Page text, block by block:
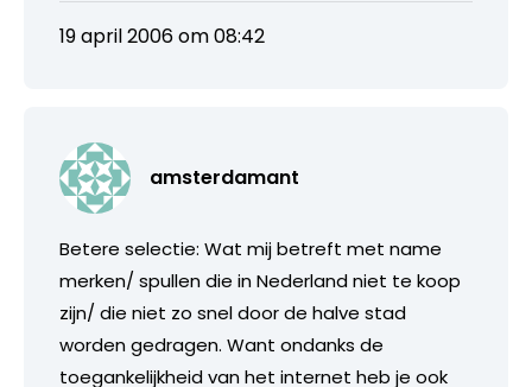
19 april 2006 om 08:42
amsterdamant
Betere selectie: Wat mij betreft met name
merken/ spullen die in Nederland niet te koop
zijn/ die niet zo snel door de halve stad
worden gedragen. Want ondanks de
toegankelijkheid van het internet heb je ook